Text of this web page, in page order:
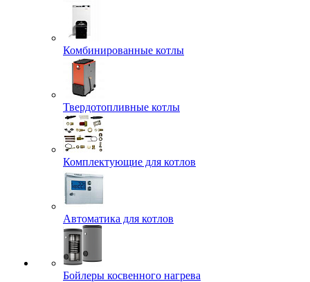
Комбинированные котлы
Твердотопливные котлы
Комплектующие для котлов
Автоматика для котлов
Бойлеры косвенного нагрева